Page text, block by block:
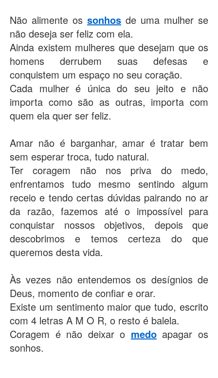
Não alimente os sonhos de uma mulher se
não deseja ser feliz com ela.
Ainda existem mulheres que desejam que os
homens derrubem suas defesas e
conquistem um espaço no seu coração.
Cada mulher é única do seu jeito e não
importa como são as outras, importa com
quem ela quer ser feliz.
Amar não é barganhar, amar é tratar bem
sem esperar troca, tudo natural.
Ter coragem não nos priva do medo,
enfrentamos tudo mesmo sentindo algum
receio e tendo certas dúvidas pairando no ar
da razão, fazemos até o impossível para
conquistar nossos objetivos, depois que
descobrimos e temos certeza do que
queremos desta vida.
Às vezes não entendemos os desígnios de
Deus, momento de confiar e orar.
Existe um sentimento maior que tudo, escrito
com 4 letras A M O R, o resto é balela.
Coragem é não deixar o medoapagar os
sonhos.